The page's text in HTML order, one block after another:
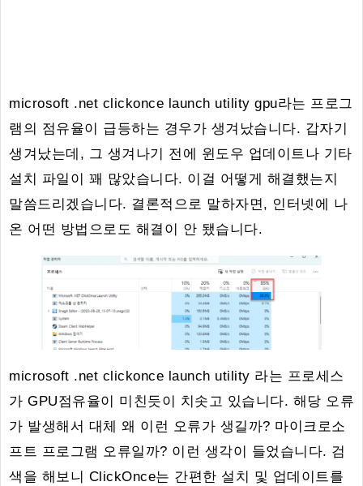
microsoft .net clickonce launch utility gpu라는 프로그
램의 점유율이 급등하는 경우가 생겨났습니다. 갑자기
생겨났는데, 그 생겨나기 전에 윈도우 업데이트나 기타
설치 파일이 꽤 많았습니다. 이걸 어떻게 해결했는지
말씀드리겠습니다. 결론적으로 말하자면, 인터넷에 나
온 어떤 방법으로도 해결이 안 됐습니다.
microsoft .net clickonce launch utility 라는 프로세스
가 GPU점유율이 미친듯이 치솟고 있습니다. 해당 오류
가 발생해서 대체 왜 이런 오류가 생길까? 마이크로소
프트 프로그램 오류일까? 이런 생각이 들었습니다. 검
색을 해보니 ClickOnce는 간편한 설치 및 업데이트를